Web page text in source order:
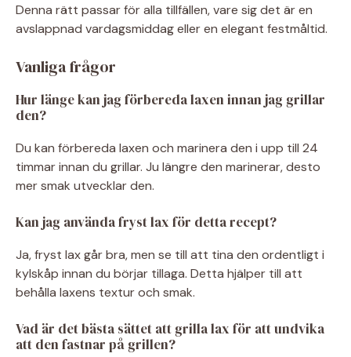
Denna rätt passar för alla tillfällen, vare sig det är en
avslappnad vardagsmiddag eller en elegant festmåltid.
Vanliga frågor
Hur länge kan jag förbereda laxen innan jag grillar
den?
Du kan förbereda laxen och marinera den i upp till 24
timmar innan du grillar. Ju längre den marinerar, desto
mer smak utvecklar den.
Kan jag använda fryst lax för detta recept?
Ja, fryst lax går bra, men se till att tina den ordentligt i
kylskåp innan du börjar tillaga. Detta hjälper till att
behålla laxens textur och smak.
Vad är det bästa sättet att grilla lax för att undvika
att den fastnar på grillen?